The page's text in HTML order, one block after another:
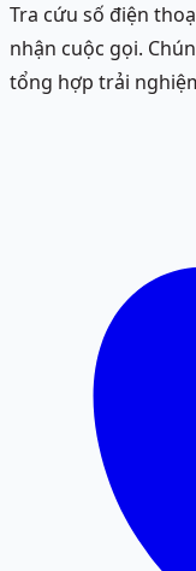
Tra cứu số điện
nhận cuộc gọi.
tổng hợp trải